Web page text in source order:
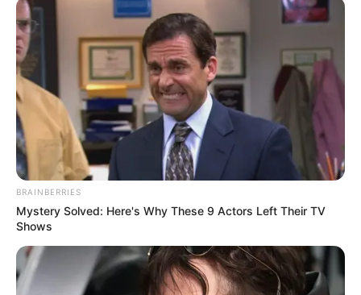
BRAINBERRIES
Mystery Solved: Here's Why These 9 Actors Left Their TV
Shows